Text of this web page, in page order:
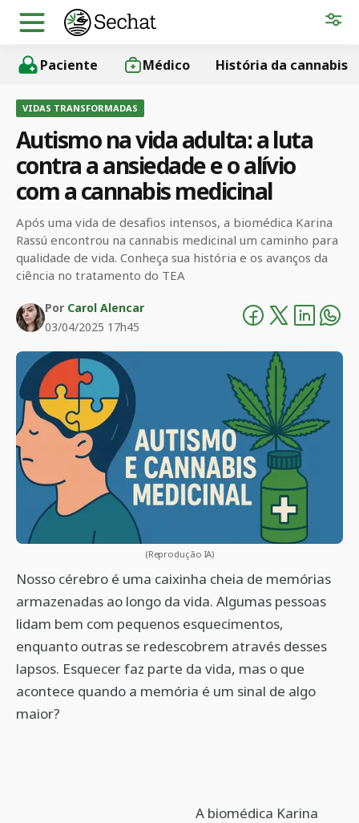
Paciente Médico História da cannabis
VIDAS TRANSFORMADAS
Autismo na vida adulta: a luta
contra a ansiedade e o alívio
com a cannabis medicinal
Após uma vida de desafios intensos, a biomédica Karina
Rassú encontrou na cannabis medicinal um caminho para
qualidade de vida. Conheça sua história e os avanços da
ciência no tratamento do TEA
Por Carol Alencar
03/04/2025 17h45
(Reprodução IA)
Nosso cérebro é uma caixinha cheia de memórias
armazenadas ao longo da vida. Algumas pessoas
lidam bem com pequenos esquecimentos,
enquanto outras se redescobrem através desses
lapsos. Esquecer faz parte da vida, mas o que
acontece quando a memória é um sinal de algo
maior?
A biomédica Karina